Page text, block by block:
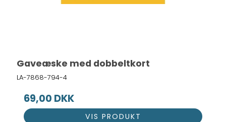
Gaveæske med dobbeltkort
LA-7868-794-4
69,00 DKK
VIS PRODUKT